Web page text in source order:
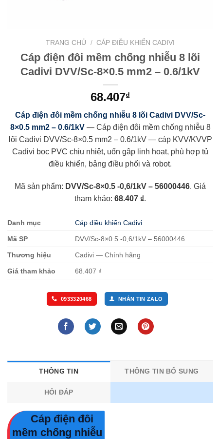
TRANG CHỦ / CÁP ĐIỀU KHIỂN CADIVI
Cáp điện đôi mềm chống nhiễu 8 lõi
Cadivi DVV/Sc-8×0.5 mm2 – 0.6/1kV
68.407₫
Cáp điện đôi mềm chống nhiễu 8 lõi Cadivi DVV/Sc-
8×0.5 mm2 – 0.6/1kV— Cáp điện đôi mềm chống nhiễu 8
lõi Cadivi DVV/Sc-8×0.5 mm2 – 0.6/1kV — cáp KVV/KVVP
Cadivi bọc PVC chịu nhiệt, uốn gập linh hoạt, phù hợp tủ
điều khiển, bảng điều phối và robot.
Mã sản phẩm: DVV/Sc-8×0.5 -0,6/1kV – 56000446. Giá
tham khảo: 68.407 ₫.
Danh mục Cáp điều khiển Cadivi
Mã SP DVV/Sc-8×0.5 -0,6/1kV – 56000446
Thương hiệu Cadivi — Chính hãng
Giá tham khảo 68.407 ₫
0933320468 NHẮN TIN ZALO
THÔNG TIN THÔNG TIN BỔ SUNG
HỎI ĐÁP
Cáp điện đôi
mềm chống nhiễu